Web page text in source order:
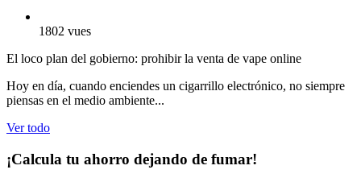
1802 vues
El loco plan del gobierno: prohibir la venta de vape online
Hoy en día, cuando enciendes un cigarrillo electrónico, no siempre
piensas en el medio ambiente...
Ver todo
¡Calcula tu ahorro dejando de fumar!